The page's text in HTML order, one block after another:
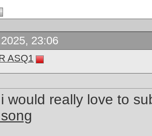
23:06
ASQ1
would really love to